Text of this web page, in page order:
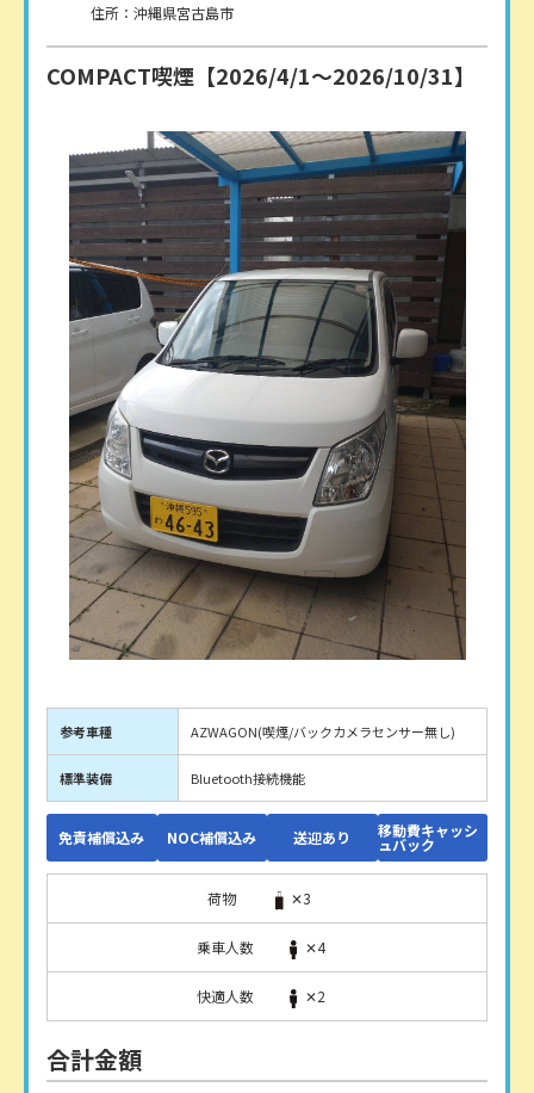
住所：沖縄県宮古島市
COMPACT喫煙【2026/4/1〜2026/10/31】
参考車種 AZWAGON(喫煙/バックカメラセンサー無し)
標準装備 Bluetooth接続機能
免責補償込み NOC補償込み 送迎あり 移動費キャッシ
ュバック
荷物 ✕3
乗車人数 ✕4
快適人数 ✕2
合計金額